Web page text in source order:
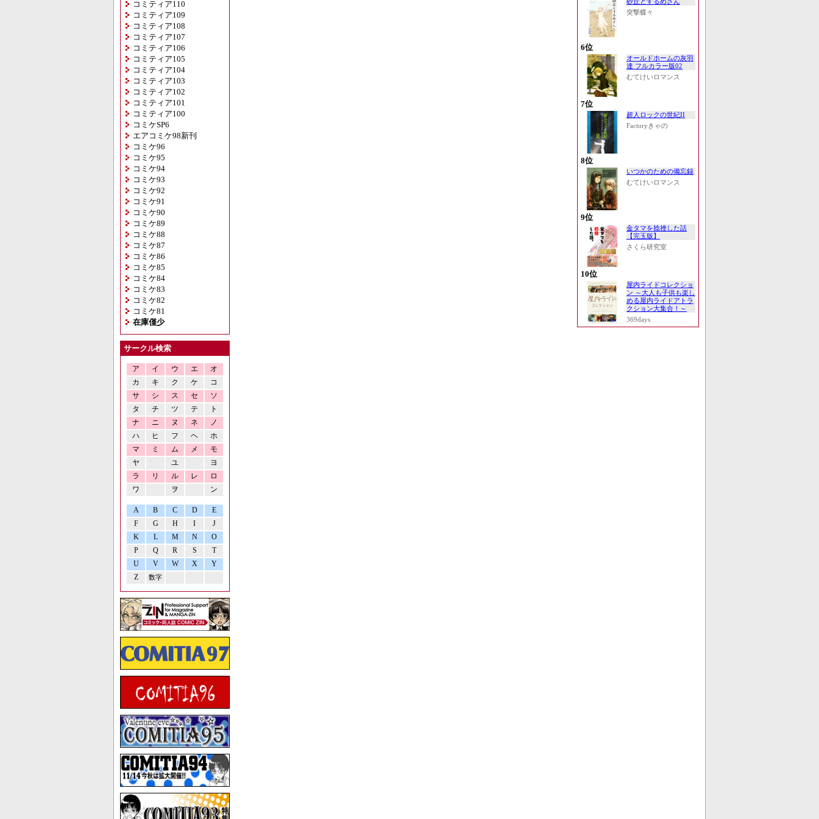
コミティア110
コミティア109
コミティア108
コミティア107
コミティア106
コミティア105
コミティア104
コミティア103
コミティア102
コミティア101
コミティア100
コミケSP6
エアコミケ98新刊
コミケ96
コミケ95
コミケ94
コミケ93
コミケ92
コミケ91
コミケ90
コミケ89
コミケ88
コミケ87
コミケ86
コミケ85
コミケ84
コミケ83
コミケ82
コミケ81
在庫僅少
サークル検索
ア イ ウ エ
オ
カ
キ ク ケ
コ
サ
シ ス セ
ソ
タ
チ ツ テ
ト
ナ
ニ ヌ ネ
ノ
ハ
ヒ フ ヘ
ホ
マ
ミ ム メ
モ
ヤ
ユ
ヨ
ラ
リ ル レ
ロ
ワ
ヲ ン
A B C D
E
F
G H I
J
K
L M N
O
P
Q R S
T
U
V W X
Y
Z
数字
砂丘とするめさん
突撃蝶々
6位
オールドホームの灰羽
達 フルカラー版02
むてけいロマンス
7位
超人ロックの世紀II
Factoryきゃの
8位
いつかのための備忘録
むてけいロマンス
9位
金タマを捻挫した話
【完玉版】
さくら研究室
10位
屋内ライドコレクショ
ン ～大人も子供も楽し
める屋内ライドアトラ
クション大集合！～
369days